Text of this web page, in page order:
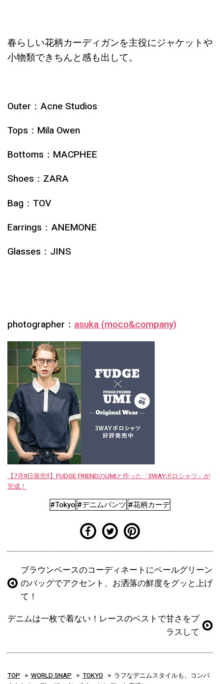
春らしい花柄カーディガンを主役にジャケットや
小物類できちんと感も出して。
Outer：Acne Studios
Tops：Mila Owen
Bottoms：MACPHEE
Shoes：ZARA
Bag：TOV
Earrings：ANEMONE
Glasses：JINS
photographer： asuka (moco&company)
【7月9日発売‼︎】FUDGE FRIENDのUMIと作った「3WAYポロシャツ」が
完成！
#Tokyo #デニムパンツ #花柄カーデ
ブラウンベースのコーディネートにペールグリーン
のバッグでアクセント、お洒落の鮮度をグッと上げ
て！
デニムは一枚で着ない！レースのベストで甘さをプ
ラスして
TOP WORLD SNAP TOKYO
ラフなデニムスタイルも、コンパ